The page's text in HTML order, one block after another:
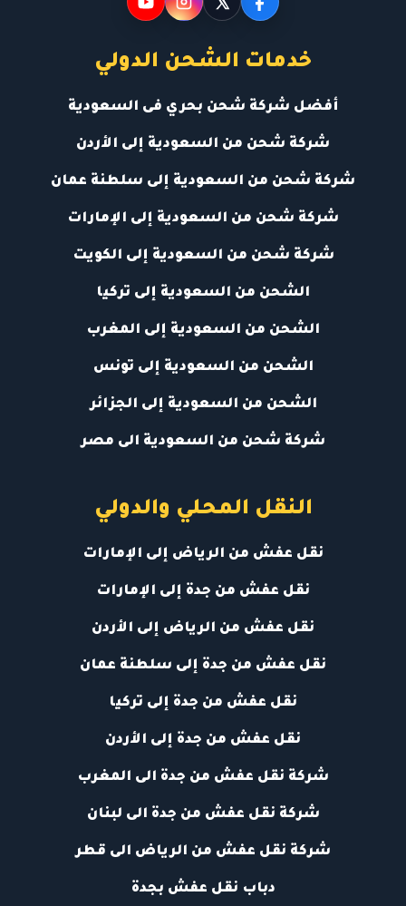
خدمات الشحن الدولي
أفضل شركة شحن بحري فى السعودية
شركة شحن من السعودية إلى الأردن
شركة شحن من السعودية إلى سلطنة عمان
شركة شحن من السعودية إلى الإمارات
شركة شحن من السعودية إلى الكويت
الشحن من السعودية إلى تركيا
الشحن من السعودية إلى المغرب
الشحن من السعودية إلى تونس
الشحن من السعودية إلى الجزائر
شركة شحن من السعودية الى مصر
النقل المحلي والدولي
نقل عفش من الرياض إلى الإمارات
نقل عفش من جدة إلى الإمارات
نقل عفش من الرياض إلى الأردن
نقل عفش من جدة إلى سلطنة عمان
نقل عفش من جدة إلى تركيا
نقل عفش من جدة إلى الأردن
شركة نقل عفش من جدة الى المغرب
شركة نقل عفش من جدة الى لبنان
شركة نقل عفش من الرياض الى قطر
دباب نقل عفش بجدة